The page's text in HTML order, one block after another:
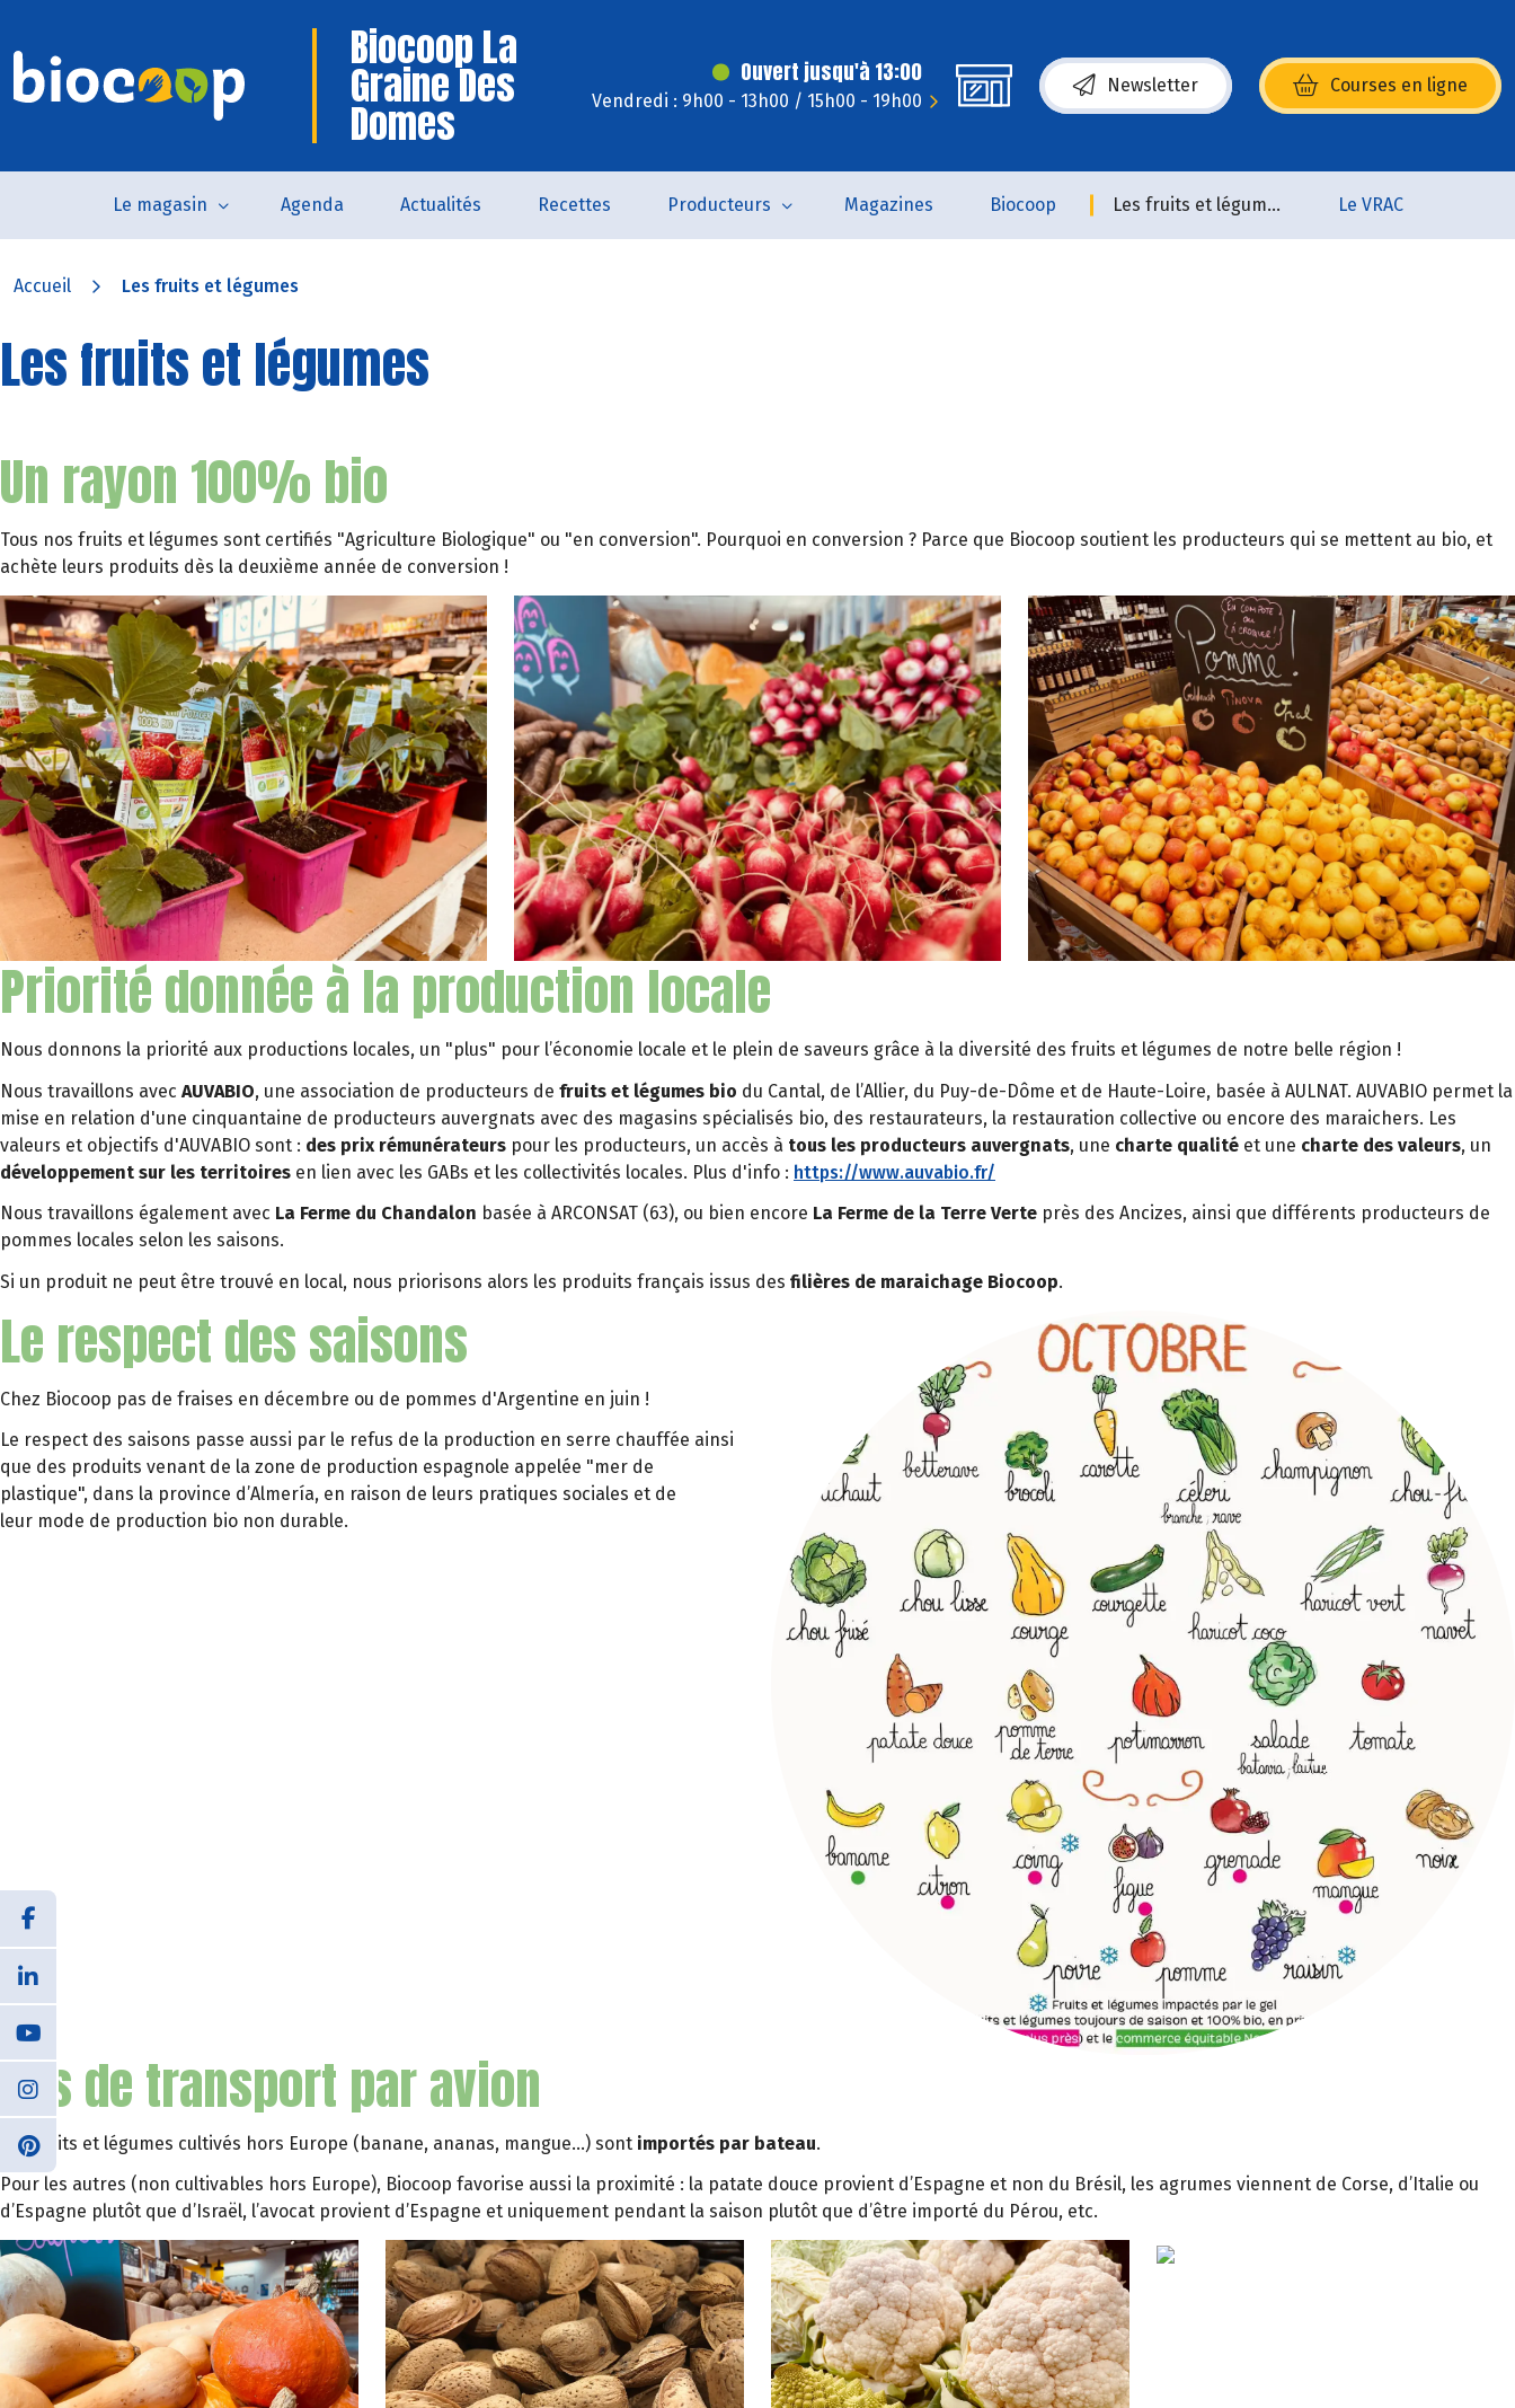
Biocoop La
Graine Des
Domes
Ouvert jusqu'à 13:00
Vendredi : 9h00 - 13h00 / 15h00 - 19h00
Newsletter Courses en ligne
(s’ouvre dans une nouvelle fenêtre)
Le magasin Agenda Actualités Recettes Producteurs Magazines Biocoop Les fruits et légumes Le VRAC
Accueil Les fruits et légumes
Les fruits et légumes
Un rayon 100% bio
Tous nos fruits et légumes sont certifiés "Agriculture Biologique" ou "en conversion". Pourquoi en conversion ? Parce que Biocoop soutient les producteurs qui se mettent au bio, et
achète leurs produits dès la deuxième année de conversion !
Priorité donnée à la production locale
Nous donnons la priorité aux productions locales, un "plus" pour l’économie locale et le plein de saveurs grâce à la diversité des fruits et légumes de notre belle région !
Nous travaillons avec AUVABIO, une association de producteurs de fruits et légumes bio du Cantal, de l’Allier, du Puy-de-Dôme et de Haute-Loire, basée à AULNAT. AUVABIO permet la
mise en relation d'une cinquantaine de producteurs auvergnats avec des magasins spécialisés bio, des restaurateurs, la restauration collective ou encore des maraichers. Les
valeurs et objectifs d'AUVABIO sont : des prix rémunérateurs pour les producteurs, un accès à tous les producteurs auvergnats, une charte qualité et une charte des valeurs, un
développement sur les territoires en lien avec les GABs et les collectivités locales. Plus d'info : https://www.auvabio.fr/
Nous travaillons également avec La Ferme du Chandalon basée à ARCONSAT (63), ou bien encore La Ferme de la Terre Verte près des Ancizes, ainsi que différents producteurs de
pommes locales selon les saisons.
Si un produit ne peut être trouvé en local, nous priorisons alors les produits français issus des filières de maraichage Biocoop.
Le respect des saisons
Chez Biocoop pas de fraises en décembre ou de pommes d'Argentine en juin !
Le respect des saisons passe aussi par le refus de la production en serre chauffée ainsi
que des produits venant de la zone de production espagnole appelée "mer de
plastique", dans la province d’Almería, en raison de leurs pratiques sociales et de
leur mode de production bio non durable.
Pas de transport par avion
Les fruits et légumes cultivés hors Europe (banane, ananas, mangue…) sont importés par bateau.
Pour les autres (non cultivables hors Europe), Biocoop favorise aussi la proximité : la patate douce provient d’Espagne et non du Brésil, les agrumes viennent de Corse, d’Italie ou
d’Espagne plutôt que d’Israël, l’avocat provient d’Espagne et uniquement pendant la saison plutôt que d’être importé du Pérou, etc.